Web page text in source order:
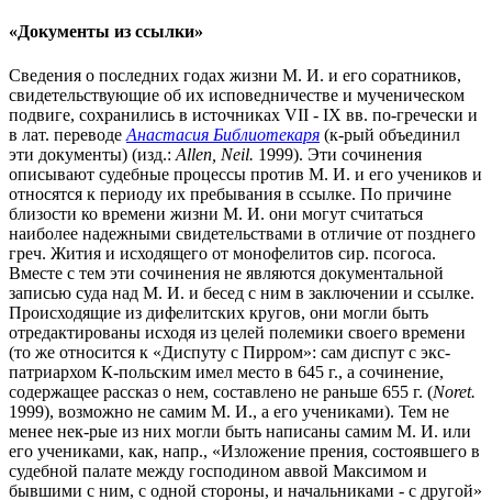
«Документы из ссылки»
Сведения о последних годах жизни М. И. и его соратников,
свидетельствующие об их исповедничестве и мученическом
подвиге, сохранились в источниках VII - IX вв. по-гречески и
в лат. переводе Анаcтасия Библиотекаря (к-рый объединил
эти документы) (изд.: Allen, Neil. 1999). Эти сочинения
описывают судебные процессы против М. И. и его учеников и
относятся к периоду их пребывания в ссылке. По причине
близости ко времени жизни М. И. они могут считаться
наиболее надежными свидетельствами в отличие от позднего
греч. Жития и исходящего от монофелитов сир. псогоса.
Вместе с тем эти сочинения не являются документальной
записью суда над М. И. и бесед с ним в заключении и ссылке.
Происходящие из дифелитских кругов, они могли быть
отредактированы исходя из целей полемики своего времени
(то же относится к «Диспуту с Пирром»: сам диспут с экс-
патриархом К-польским имел место в 645 г., а сочинение,
содержащее рассказ о нем, составлено не раньше 655 г. (Noret.
1999), возможно не самим М. И., а его учениками). Тем не
менее нек-рые из них могли быть написаны самим М. И. или
его учениками, как, напр., «Изложение прения, состоявшего в
судебной палате между господином аввой Максимом и
бывшими с ним, с одной стороны, и начальниками - с другой»